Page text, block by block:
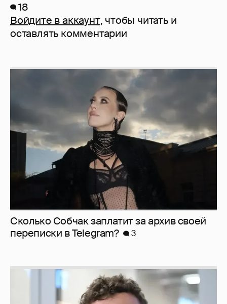
18
Войдите в аккаунт, чтобы читать и
оставлять комментарии
Сколько Собчак заплатит за архив своей
перeписки в Telegram?
3